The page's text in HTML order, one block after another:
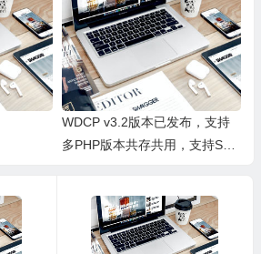
WDCP v3.2版本已发布，支持
多PHP版本共存共用，支持SSL